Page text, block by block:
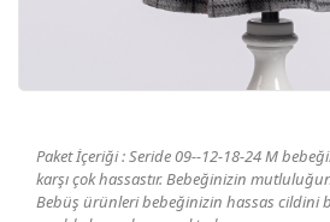
Paket İçeriği : Seride 09--12-18-24 M
karşı çok hassastır. Bebeğinizin
Bebüş ürünleri bebeğinizin hassas cildini